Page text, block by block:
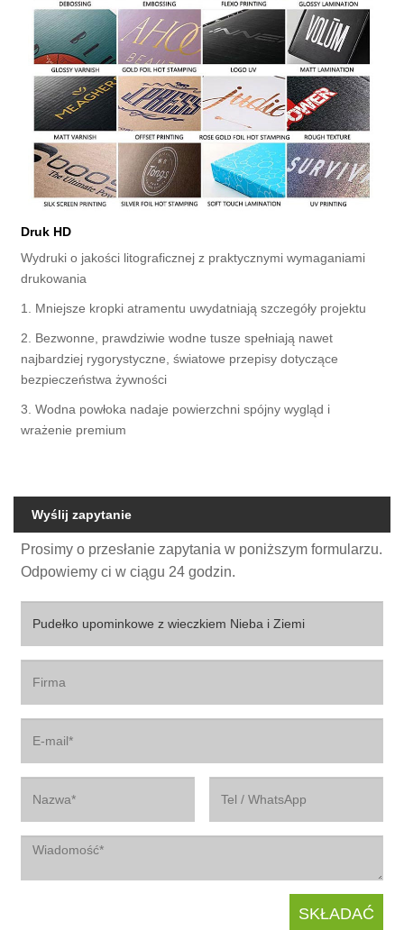
Druk HD
Wydruki o jakości litograficznej z praktycznymi wymaganiami
drukowania
1. Mniejsze kropki atramentu uwydatniają szczegóły projektu
2. Bezwonne, prawdziwie wodne tusze spełniają nawet
najbardziej rygorystyczne, światowe przepisy dotyczące
bezpieczeństwa żywności
3. Wodna powłoka nadaje powierzchni spójny wygląd i
wrażenie premium
Wyślij zapytanie
Prosimy o przesłanie zapytania w poniższym formularzu.
Odpowiemy ci w ciągu 24 godzin.